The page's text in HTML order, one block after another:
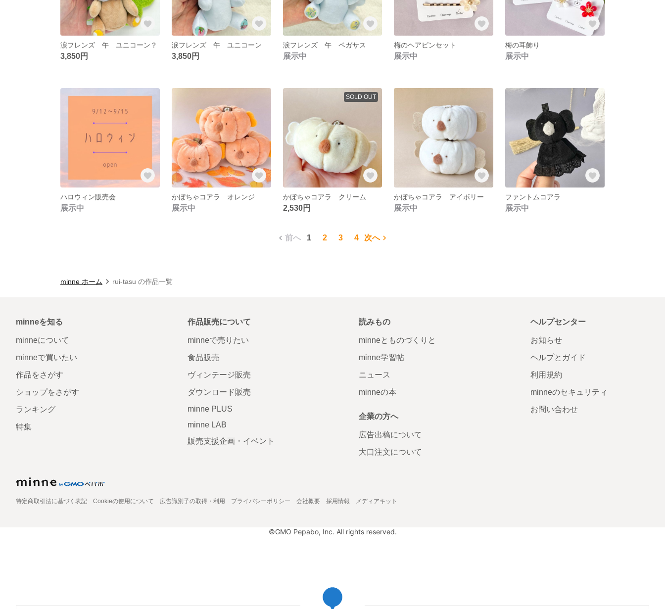
涙フレンズ 午 ユニコーン？
3,850円
涙フレンズ 午 ユニコーン
3,850円
涙フレンズ 午 ペガサス
展示中
梅のヘアピンセット
展示中
梅の耳飾り
展示中
ハロウィン販売会
展示中
かぼちゃコアラ オレンジ
展示中
SOLD OUT
かぼちゃコアラ クリーム
2,530円
かぼちゃコアラ アイボリー
展示中
ファントムコアラ
展示中
前へ 1 2 3 4 次へ
minne ホーム rui-tasu の作品一覧
minneを知る
minneについて
minneで買いたい
作品をさがす
ショップをさがす
ランキング
特集
作品販売について
minneで売りたい
食品販売
ヴィンテージ販売
ダウンロード販売
minne PLUS
minne LAB
販売支援企画・イベント
読みもの
minneとものづくりと
minne学習帖
ニュース
minneの本
企業の方へ
広告出稿について
大口注文について
ヘルプセンター
お知らせ
ヘルプとガイド
利用規約
minneのセキュリティ
お問い合わせ
特定商取引法に基づく表記 Cookieの使用について 広告識別子の取得・利用 プライバシーポリシー 会社概要 採用情報 メディアキット
©GMO Pepabo, Inc. All rights reserved.